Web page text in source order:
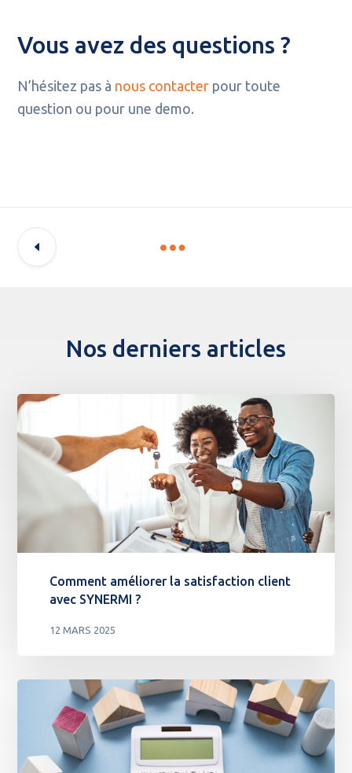
Vous avez des questions ?
N’hésitez pas à nous contacter pour toute
question ou pour une demo.
Nos derniers articles
Comment améliorer la satisfaction client
avec SYNERMI ?
12 MARS 2025